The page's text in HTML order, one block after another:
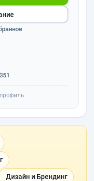
Дизайн и Брендинг